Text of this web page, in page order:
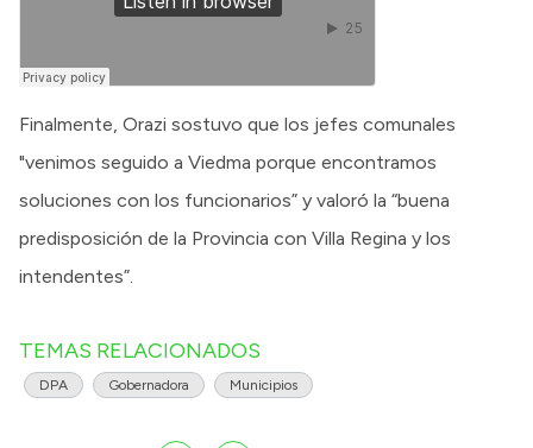
Finalmente, Orazi sostuvo que los jefes comunales
"venimos seguido a Viedma porque encontramos
soluciones con los funcionarios” y valoró la “buena
predisposición de la Provincia con Villa Regina y los
intendentes”.
TEMAS RELACIONADOS
DPA Gobernadora Municipios